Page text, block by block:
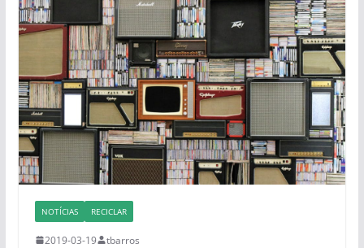
NOTÍCIAS RECICLAR
2019-03-19 tbarros